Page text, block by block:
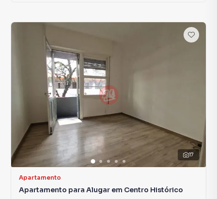
17
Apartamento
Apartamento para Alugar em Centro Histórico